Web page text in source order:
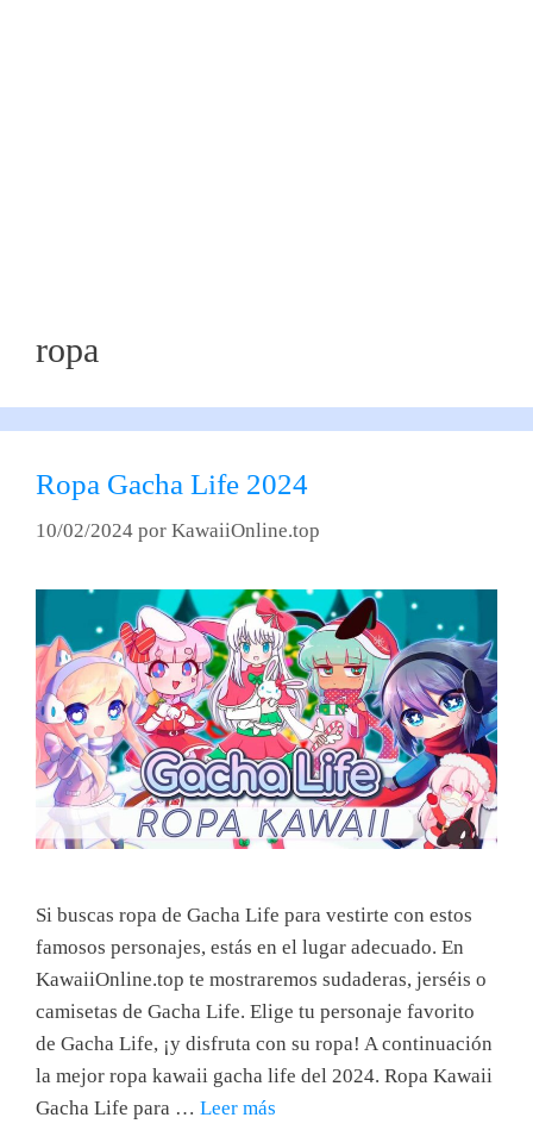
ropa
Ropa Gacha Life 2024
10/02/2024 por KawaiiOnline.top
Si buscas ropa de Gacha Life para vestirte con estos
famosos personajes, estás en el lugar adecuado. En
KawaiiOnline.top te mostraremos sudaderas, jerséis o
camisetas de Gacha Life. Elige tu personaje favorito
de Gacha Life, ¡y disfruta con su ropa! A continuación
la mejor ropa kawaii gacha life del 2024. Ropa Kawaii
Gacha Life para … Leer más